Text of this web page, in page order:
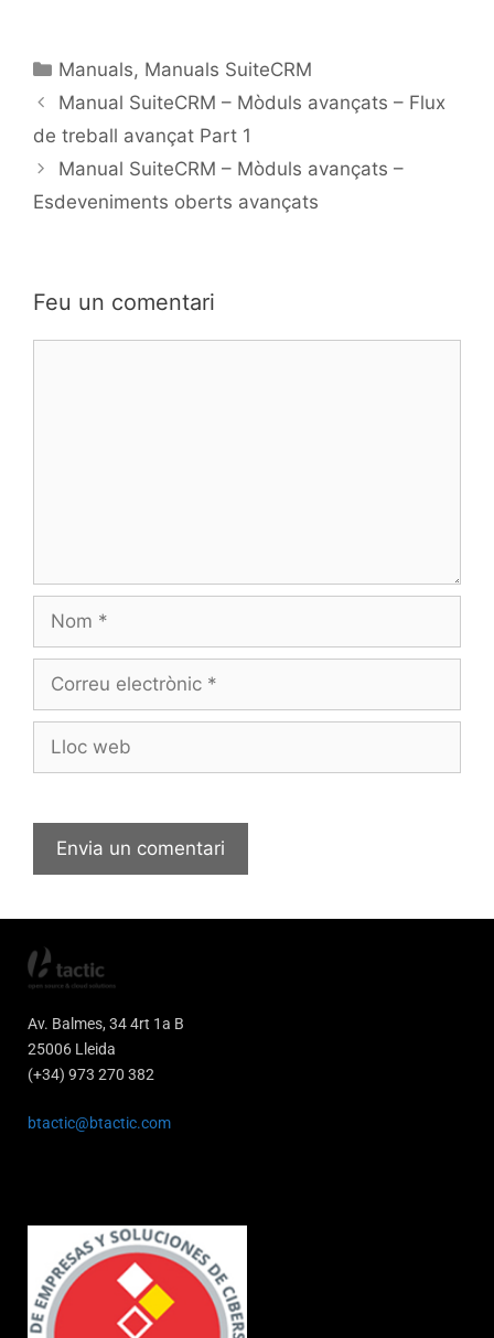
Manuals, Manuals SuiteCRM
Manual SuiteCRM – Mòduls avançats – Flux
de treball avançat Part 1
Manual SuiteCRM – Mòduls avançats –
Esdeveniments oberts avançats
Feu un comentari
Av. Balmes, 34 4rt 1a B
25006 Lleida
(+34) 973 270 382
btactic@btactic.com